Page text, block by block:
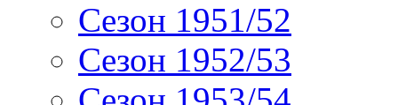
Сезон 1951/52
Сезон 1952/53